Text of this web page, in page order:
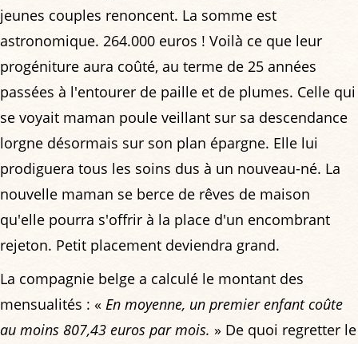
jeunes couples renoncent. La somme est
astronomique. 264.000 euros ! Voilà ce que leur
progéniture aura coûté, au terme de 25 années
passées à l'entourer de paille et de plumes. Celle qui
se voyait maman poule veillant sur sa descendance
lorgne désormais sur son plan épargne. Elle lui
prodiguera tous les soins dus à un nouveau-né. La
nouvelle maman se berce de rêves de maison
qu'elle pourra s'offrir à la place d'un encombrant
rejeton. Petit placement deviendra grand.
La compagnie belge a calculé le montant des
mensualités : « En moyenne, un premier enfant coûte
au moins 807,43 euros par mois. » De quoi regretter le